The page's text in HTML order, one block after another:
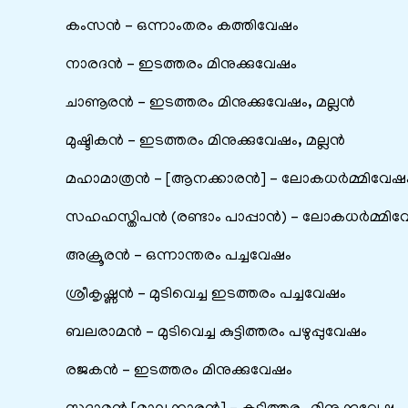
കംസൻ – ഒന്നാംതരം കത്തിവേഷം
നാരദൻ – ഇടത്തരം മിനുക്കുവേഷം
ചാണൂരൻ – ഇടത്തരം മിനുക്കുവേഷം, മല്ലൻ
മുഷ്ടികൻ – ഇടത്തരം മിനുക്കുവേഷം, മല്ലൻ
മഹാമാത്രൻ – [ആനക്കാരൻ] –
സഹഹസ്തിപൻ (രണ്ടാം പാപ്പാൻ) –
അക്രൂരൻ – ഒന്നാന്തരം പച്ചവേഷം
ശ്രീകൃഷ്ണൻ – മുടിവെച്ച ഇടത്തരം പച്ചവേഷം
ബലരാമൻ – മുടിവെച്ച കുട്ടിത്തരം പഴുപ്പുവേഷം
രജകൻ – ഇടത്തരം മിനുക്കുവേഷം